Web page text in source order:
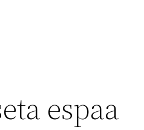
espaa